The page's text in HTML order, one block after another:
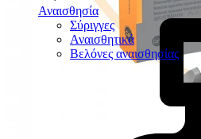
Αναισθησία
Σύριγγες
Αναισθητικά
Βελόνες αναισθησίας